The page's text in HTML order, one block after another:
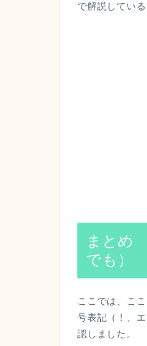
で解説してい
まとめ
でも）
ここでは、こ
号表記（！、
認しました。